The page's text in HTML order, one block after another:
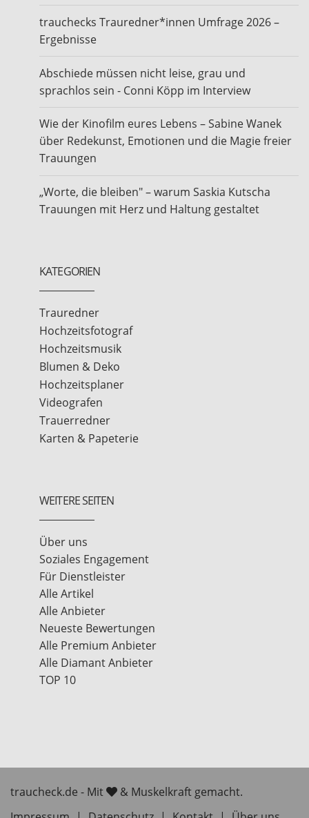
trauchecks Trauredner*innen Umfrage 2026 –
Ergebnisse
Abschiede müssen nicht leise, grau und
sprachlos sein - Conni Köpp im Interview
Wie der Kinofilm eures Lebens – Sabine Wanek
über Redekunst, Emotionen und die Magie freier
Trauungen
„Worte, die bleiben" – warum Saskia Kutscha
Trauungen mit Herz und Haltung gestaltet
KATEGORIEN
Trauredner
Hochzeitsfotograf
Hochzeitsmusik
Blumen & Deko
Hochzeitsplaner
Videografen
Trauerredner
Karten & Papeterie
WEITERE SEITEN
Über uns
Soziales Engagement
Für Dienstleister
Alle Artikel
Alle Anbieter
Neueste Bewertungen
Alle Premium Anbieter
Alle Diamant Anbieter
TOP 10
traucheck.de - Mit
& Muskelkraft gemacht.